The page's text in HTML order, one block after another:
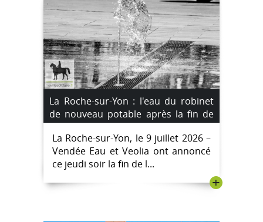
La Roche-sur-Yon : l'eau du robinet
de nouveau potable après la fin de
l'incident au manganèse
La Roche-sur-Yon, le 9 juillet 2026 –
Vendée Eau et Veolia ont annoncé
ce jeudi soir la fin de l...
+